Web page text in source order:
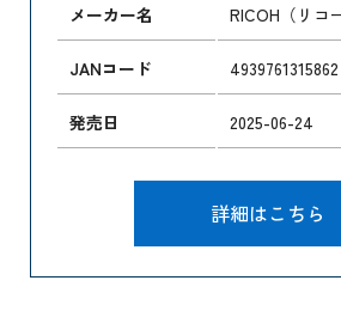
メーカー名 RICOH（リコ
JANコード 4939761315862
発売日 2025-06-24
詳細はこちら